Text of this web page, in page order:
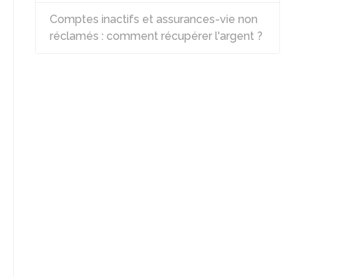
Comptes inactifs et assurances-vie non
réclamés : comment récupérer l'argent ?